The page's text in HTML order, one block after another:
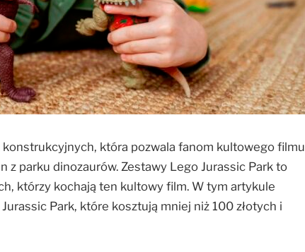
konstrukcyjnych, która pozwala fanom kultowego filmu
z parku dinozaurów. Zestawy Lego Jurassic Park to
którzy kochają ten kultowy film. W tym artykule
Park, które kosztują mniej niż 100 złotych i